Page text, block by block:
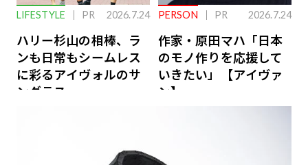
LIFESTYLE PR 2026.7.24
ハリー杉山の相棒、ラ
ンも日常もシームレス
に彩るアイヴォルのサ
ングラス
PERSON PR 2026.7.24
作家・原田マハ「日本
のモノ作りを応援して
いきたい」【アイヴァ
ン】